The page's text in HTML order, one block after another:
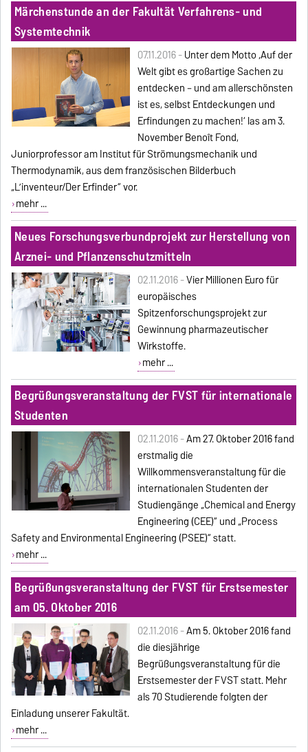
Märchenstunde an der Fakultät Verfahrens- und
Systemtechnik
07.11.2016 -Unter dem Motto ‚Auf der
Welt gibt es großartige Sachen zu
entdecken – und am allerschönsten
ist es, selbst Entdeckungen und
Erfindungen zu machen!‘ las am 3.
November Benoît Fond,
Juniorprofessor am Institut für Strömungsmechanik und
Thermodynamik, aus dem französischen Bilderbuch
„L’inventeur/Der Erfinder“ vor.
mehr ...
Neues Forschungsverbundprojekt zur Herstellung von
Arznei- und Pflanzenschutzmitteln
02.11.2016 -Vier Millionen Euro für
europäisches
Spitzenforschungsprojekt zur
Gewinnung pharmazeutischer
Wirkstoffe.
mehr ...
Begrüßungsveranstaltung der FVST für internationale
Studenten
02.11.2016 -Am 27. Oktober 2016 fand
erstmalig die
Willkommensveranstaltung für die
internationalen Studenten der
Studiengänge „Chemical and Energy
Engineering (CEE)“ und „Process
Safety and Environmental Engineering (PSEE)“ statt.
mehr ...
Begrüßungsveranstaltung der FVST für Erstsemester
am 05. Oktober 2016
02.11.2016 -Am 5. Oktober 2016 fand
die diesjährige
Begrüßungsveranstaltung für die
Erstsemester der FVST statt. Mehr
als 70 Studierende folgten der
Einladung unserer Fakultät.
mehr ...